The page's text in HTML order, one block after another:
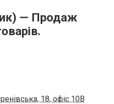
— Продаж
18, офіс 10В